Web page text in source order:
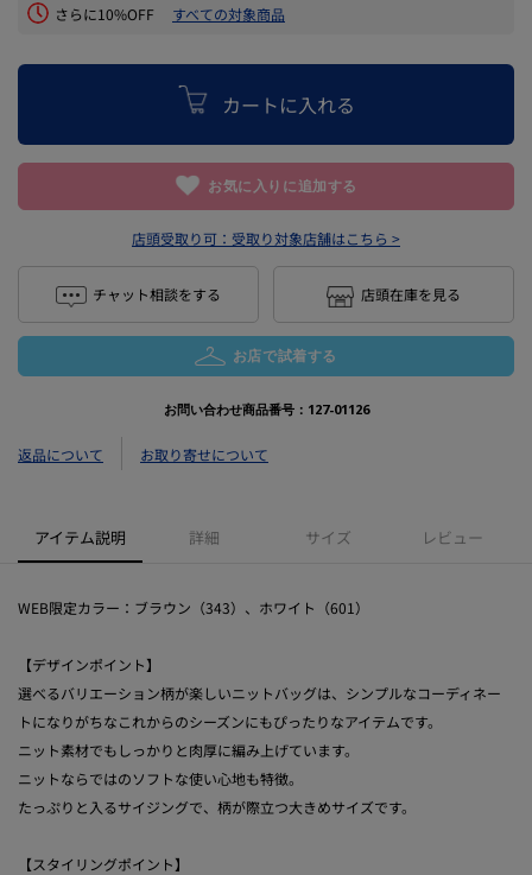
さらに10%OFF すべての対象商品
カートに入れる
お気に入りに追加する
店頭受取り可： 受取り対象店舗はこちら >
チャット相談をする 店頭在庫を見る
お店で試着する
お問い合わせ商品番号： 127-01126
返品について お取り寄せについて
アイテム説明 詳細 サイズ レビュー
WEB限定カラー：ブラウン（343）、ホワイト（601）
【デザインポイント】
選べるバリエーション柄が楽しいニットバッグは、シンプルなコーディネー
トになりがちなこれからのシーズンにもぴったりなアイテムです。
ニット素材でもしっかりと肉厚に編み上げています。
ニットならではのソフトな使い心地も特徴。
たっぷりと入るサイジングで、柄が際立つ大きめサイズです。
【スタイリングポイント】